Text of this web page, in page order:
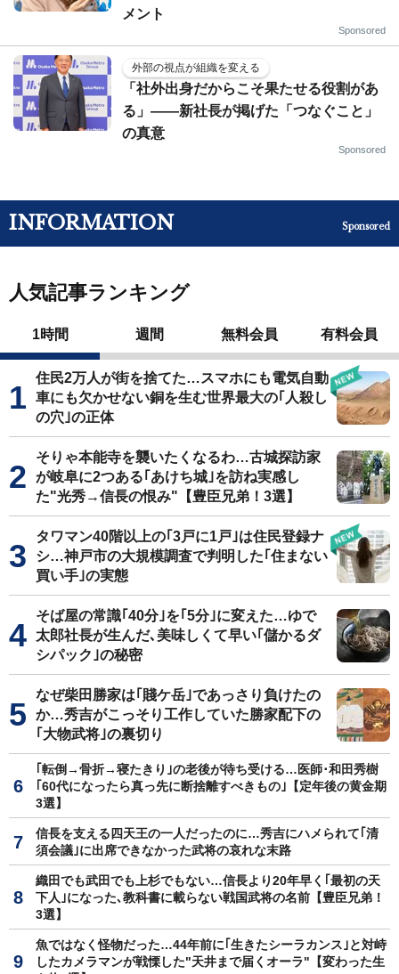
メント
Sponsored
外部の視点が組織を変える
「社外出身だからこそ果たせる役割があ
る」――新社長が掲げた「つなぐこと」
の真意
Sponsored
INFORMATION Sponsored
人気記事ランキング
1時間 週間 無料会員 有料会員
住民2万人が街を捨てた…スマホにも電気自動
車にも欠かせない銅を生む世界最大の｢人殺し
の穴｣の正体
そりゃ本能寺を襲いたくなるわ…古城探訪家
が岐阜に2つある｢あけち城｣を訪ね実感し
た"光秀→信長の恨み"【豊臣兄弟！3選】
タワマン40階以上の｢3戸に1戸｣は住民登録ナ
シ…神戸市の大規模調査で判明した｢住まない
買い手｣の実態
そば屋の常識｢40分｣を｢5分｣に変えた…ゆで
太郎社長が生んだ､美味しくて早い｢儲かるダ
シパック｣の秘密
なぜ柴田勝家は｢賤ケ岳｣であっさり負けたの
か…秀吉がこっそり工作していた勝家配下の
｢大物武将｣の裏切り
｢転倒→骨折→寝たきり｣の老後が待ち受ける…医師･和田秀樹
｢60代になったら真っ先に断捨離すべきもの｣【定年後の黄金期
3選】
信長を支える四天王の一人だったのに…秀吉にハメられて｢清
須会議｣に出席できなかった武将の哀れな末路
織田でも武田でも上杉でもない…信長より20年早く｢最初の天
下人｣になった､教科書に載らない戦国武将の名前【豊臣兄弟！
3選】
魚ではなく怪物だった…44年前に｢生きたシーラカンス｣と対峙
したカメラマンが戦慄した"天井まで届くオーラ"【変わった生